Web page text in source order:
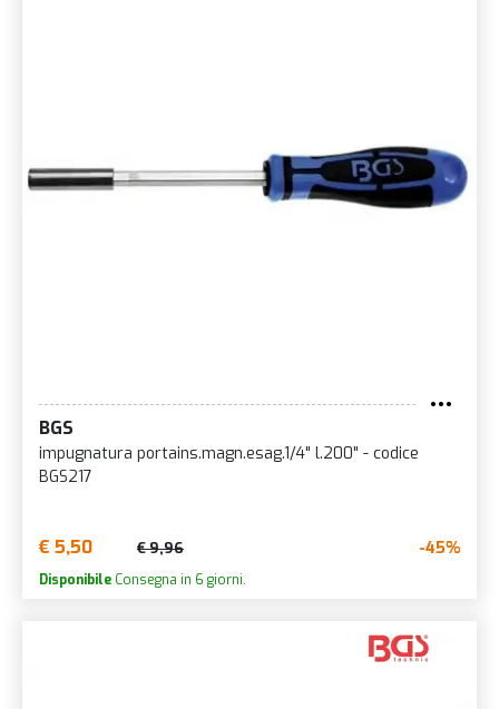
BGS
impugnatura portains.magn.esag.1/4" l.200" - codice
BGS217
€ 5,50 € 9,96 -45%
Disponibile Consegna in 6 giorni.